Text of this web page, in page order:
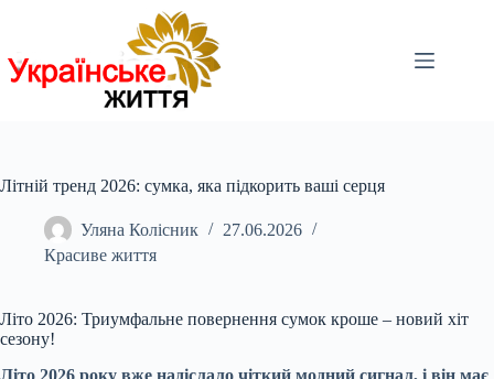
Літній тренд 2026: сумка, яка підкорить ваші серця
Уляна Колісник
27.06.2026
Красиве життя
Літо 2026: Триумфальне повернення сумок кроше – новий хіт
сезону!
Літо 2026 року вже надіслало чіткий модний сигнал, і він має